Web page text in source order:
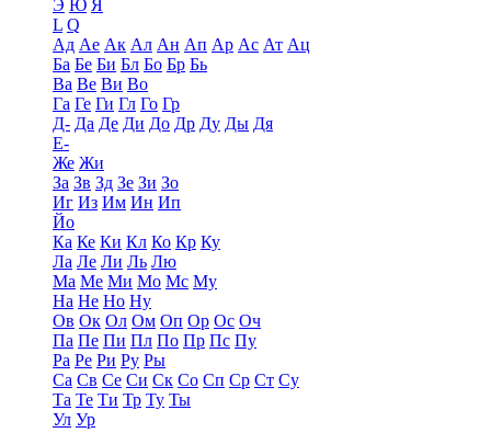
Э Ю Я
L Q
Ад Ае Ак Ал Ан Ап Ар Ас Ат Ац
Ба Бе Би Бл Бо Бр Бь
Ва Ве Ви Во
Га Ге Ги Гл Го Гр
Д- Да Де Ди До Др Ду Ды Дя
Е-
Же Жи
За Зв Зд Зе Зи Зо
Иг Из Им Ин Ип
Йо
Ка Ке Ки Кл Ко Кр Ку
Ла Ле Ли Ль Лю
Ма Ме Ми Мо Мс Му
На Не Но Ну
Ов Ок Ол Ом Оп Ор Ос Оч
Па Пе Пи Пл По Пр Пс Пу
Ра Ре Ри Ру Ры
Са Св Се Си Ск Со Сп Ср Ст Су
Та Те Ти Тр Ту Ты
Ул Ур